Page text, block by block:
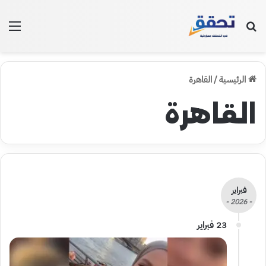
بحث عن
الرئيسية/القاهرة
القاهرة
فبراير
- 2026 -
23 فبراير